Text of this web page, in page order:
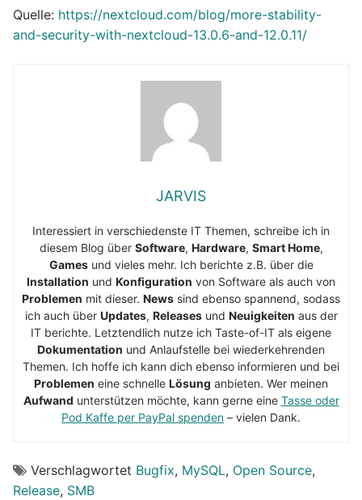
Quelle: https://nextcloud.com/blog/more-stability-
and-security-with-nextcloud-13.0.6-and-12.0.11/
JARVIS
Interessiert in verschiedenste IT Themen, schreibe ich in
diesem Blog über Software, Hardware, Smart Home,
Gamesund vieles mehr. Ich berichte z.B. über die
Installation und Konfiguration von Software als auch von
Problemen mit dieser. News sind ebenso spannend, sodass
ich auch über Updates, Releasesund Neuigkeiten aus der
IT berichte. Letztendlich nutze ich Taste-of-IT als eigene
Dokumentation und Anlaufstelle bei wiederkehrenden
Themen. Ich hoffe ich kann dich ebenso informieren und bei
Problemen eine schnelle Lösung anbieten. Wer meinen
Aufwand unterstützen möchte, kann gerne eine Tasse oder
Pod Kaffe per PayPal spenden – vielen Dank.
Verschlagwortet Bugfix, MySQL, Open Source,
Release, SMB